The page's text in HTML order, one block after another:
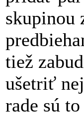
skupinou
tiež
ušetriť
rade sú